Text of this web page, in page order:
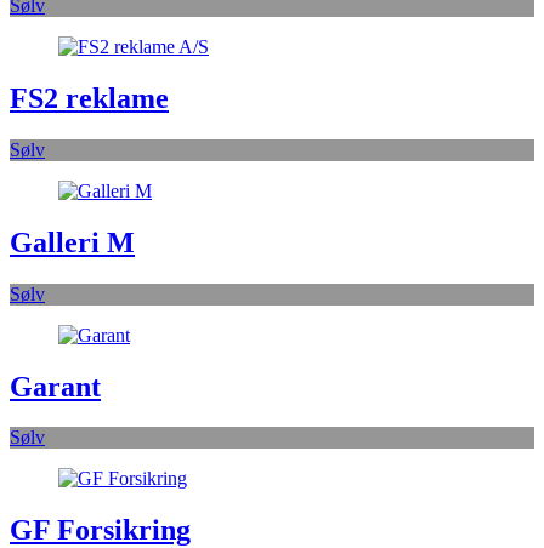
Sølv
FS2 reklame
Sølv
Galleri M
Sølv
Garant
Sølv
GF Forsikring